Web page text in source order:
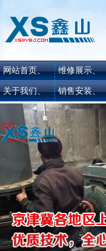
网站首页、
关于我们、
维修展示、
销售安装、
关闭